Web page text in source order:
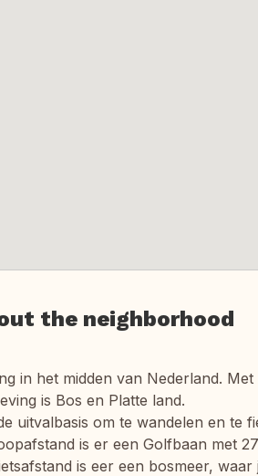
the neighborhood
in het midden van Nederland.
is Bos en Platte land.
uitvalbasis om te wandelen en te
is er een Golfbaan met
is eer een bosmeer,